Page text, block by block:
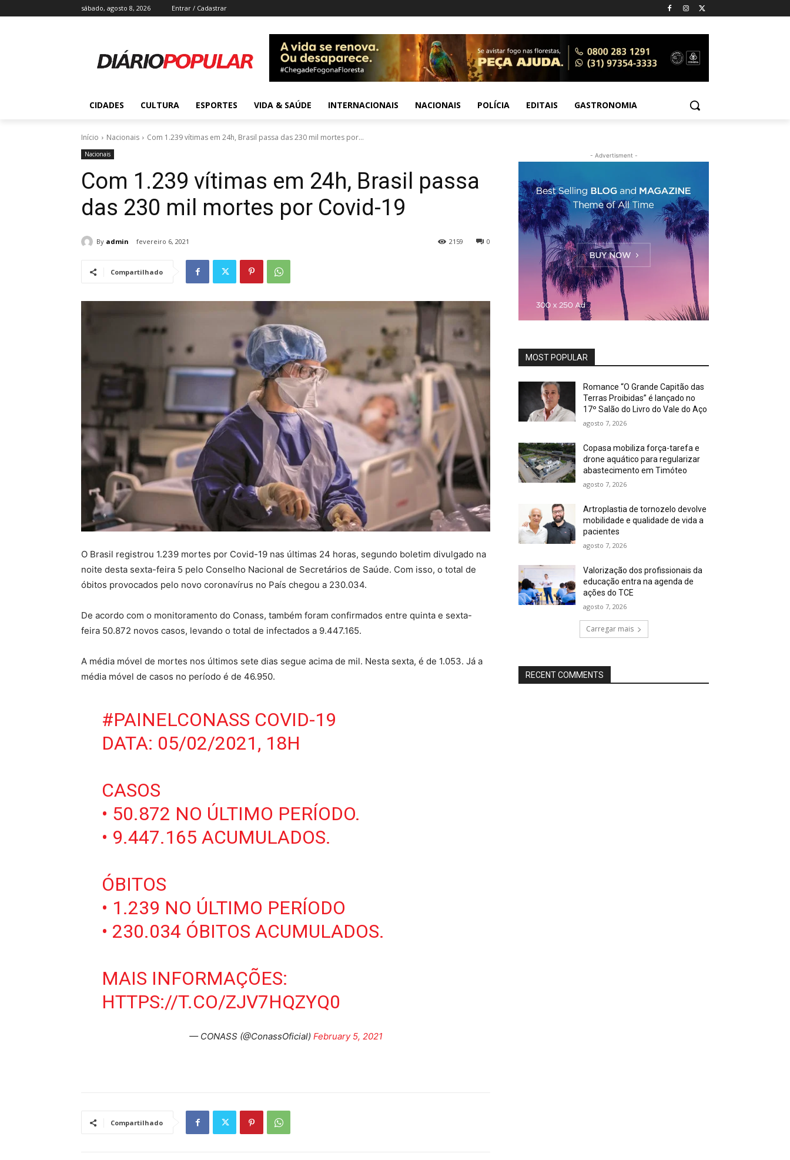
sábado, agosto 8, 2026 Entrar / Cadastrar
CIDADES CULTURA ESPORTES VIDA & SAÚDE INTERNACIONAIS NACIONAIS POLÍCIA EDITAIS GASTRONOMIA
Início Nacionais Com 1.239 vítimas em 24h, Brasil passa das 230 mil mortes por...
Nacionais
Com 1.239 vítimas em 24h, Brasil passa
das 230 mil mortes por Covid-19
By admin fevereiro 6, 2021 0
2159
Compartilhado
O Brasil registrou 1.239 mortes por Covid-19 nas últimas 24 horas, segundo boletim divulgado na
noite desta sexta-feira 5 pelo Conselho Nacional de Secretários de Saúde. Com isso, o total de
óbitos provocados pelo novo coronavírus no País chegou a 230.034.
De acordo com o monitoramento do Conass, também foram confirmados entre quinta e sexta-
feira 50.872 novos casos, levando o total de infectados a 9.447.165.
A média móvel de mortes nos últimos sete dias segue acima de mil. Nesta sexta, é de 1.053. Já a
média móvel de casos no período é de 46.950.
#PAINELCONASS COVID-19
DATA: 05/02/2021, 18H
CASOS
• 50.872 NO ÚLTIMO PERÍODO.
• 9.447.165 ACUMULADOS.
ÓBITOS
• 1.239 NO ÚLTIMO PERÍODO
• 230.034 ÓBITOS ACUMULADOS.
MAIS INFORMAÇÕES:
HTTPS://T.CO/ZJV7HQZYQ0
— CONASS (@ConassOficial) February 5, 2021
Compartilhado
- Advertisment -
MOST POPULAR
Romance “O Grande Capitão das
Terras Proibidas” é lançado no
17º Salão do Livro do Vale do Aço
agosto 7, 2026
Copasa mobiliza força-tarefa e
drone aquático para regularizar
abastecimento em Timóteo
agosto 7, 2026
Artroplastia de tornozelo devolve
mobilidade e qualidade de vida a
pacientes
agosto 7, 2026
Valorização dos profissionais da
educação entra na agenda de
ações do TCE
agosto 7, 2026
Carregar mais
RECENT COMMENTS